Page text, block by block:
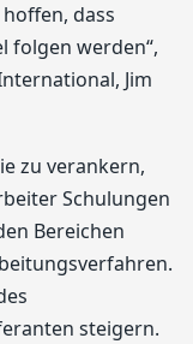
dass
folgen werden“,
Jim
zu verankern,
Schulungen
Bereichen
steigern.